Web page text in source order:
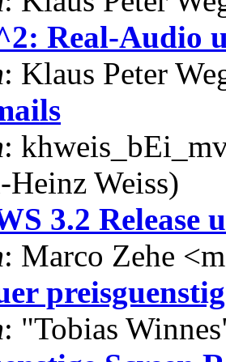
Real-Audio
: Klaus Peter
:
Weiss)
3.2 Release
: Marco Zehe
: "Tobias